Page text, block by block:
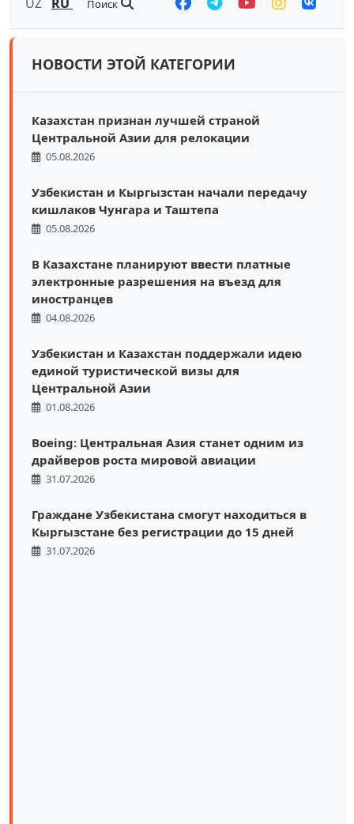
Поиск
НОВОСТИ ЭТОЙ КАТЕГОРИИ
Казахстан признан лучшей страной
Центральной Азии для релокации
05.08.2026
Узбекистан и Кыргызстан начали передачу
кишлаков Чунгара и Таштепа
05.08.2026
В Казахстане планируют ввести платные
электронные разрешения на въезд для
иностранцев
04.08.2026
Узбекистан и Казахстан поддержали идею
единой туристической визы для
Центральной Азии
01.08.2026
Boeing: Центральная Азия станет одним из
драйверов роста мировой авиации
31.07.2026
Граждане Узбекистана смогут находиться в
Кыргызстане без регистрации до 15 дней
31.07.2026